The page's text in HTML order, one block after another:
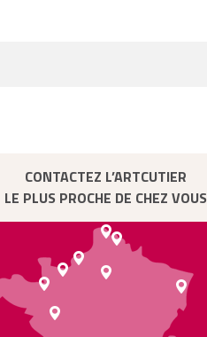
CONTACTEZ L’ARTCUTIER
LE PLUS PROCHE DE CHEZ VOUS